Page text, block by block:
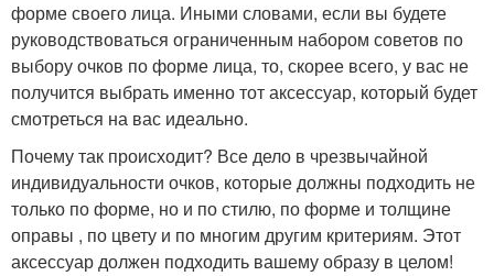
форме своего лица. Иными словами, если вы будете
руководствоваться ограниченным набором советов по
выбору очков по форме лица, то, скорее всего, у вас не
получится выбрать именно тот аксессуар, который будет
смотреться на вас идеально.
Почему так происходит? Все дело в чрезвычайной
индивидуальности очков, которые должны подходить не
только по форме, но и по стилю, по форме и толщине
оправы , по цвету и по многим другим критериям. Этот
аксессуар должен подходить вашему образу в целом!